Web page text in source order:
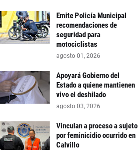
Emite Policía Municipal
recomendaciones de
seguridad para
motociclistas
agosto 01, 2026
Apoyará Gobierno del
Estado a quiene mantienen
vivo el deshilado
agosto 03, 2026
Vinculan a proceso a sujeto
por feminicidio ocurrido en
Calvillo